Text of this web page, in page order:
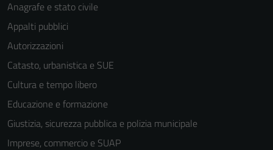
Anagrafe e stato civile
Appalti pubblici
Autorizzazioni
Catasto, urbanistica e SUE
Cultura e tempo libero
Educazione e formazione
Giustizia, sicurezza pubblica e polizia municipale
Imprese, commercio e SUAP